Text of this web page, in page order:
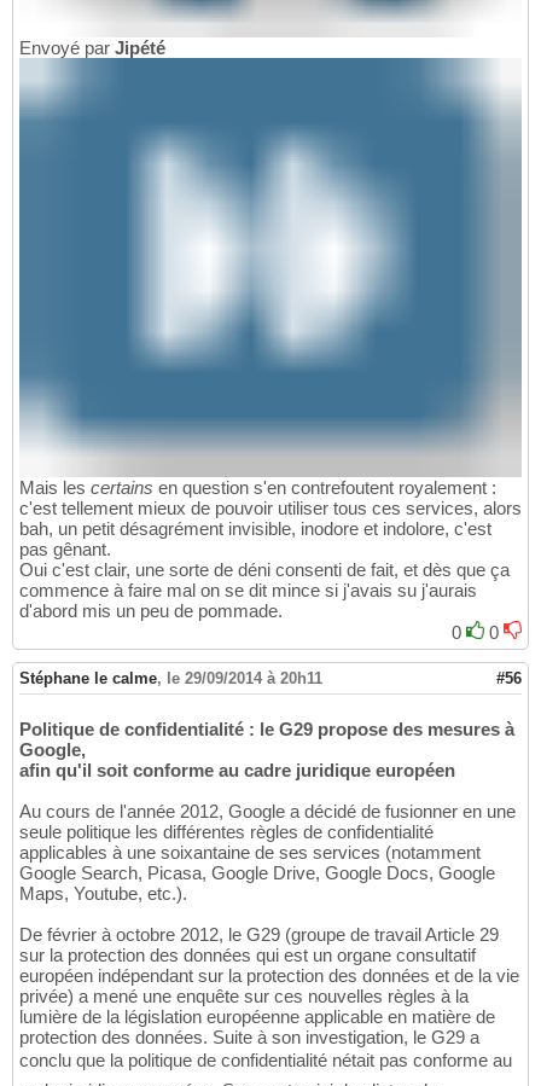
Envoyé par Jipété
Mais les certains en question s'en contrefoutent royalement :
c'est tellement mieux de pouvoir utiliser tous ces services, alors
bah, un petit désagrément invisible, inodore et indolore, c'est
pas gênant.
Oui c'est clair, une sorte de déni consenti de fait, et dès que ça
commence à faire mal on se dit mince si j'avais su j'aurais
d'abord mis un peu de pommade.
0
0
Stéphane le calme, le 29/09/2014 à 20h11 #56
Politique de confidentialité : le G29 propose des mesures à
Google,
afin qu'il soit conforme au cadre juridique européen
Au cours de l'année 2012, Google a décidé de fusionner en une
seule politique les différentes règles de confidentialité
applicables à une soixantaine de ses services (notamment
Google Search, Picasa, Google Drive, Google Docs, Google
Maps, Youtube, etc.).
De février à octobre 2012, le G29 (groupe de travail Article 29
sur la protection des données qui est un organe consultatif
européen indépendant sur la protection des données et de la vie
privée) a mené une enquête sur ces nouvelles règles à la
lumière de la législation européenne applicable en matière de
protection des données. Suite à son investigation, le G29 a
conclu que la politique de confidentialité nétait pas conforme au